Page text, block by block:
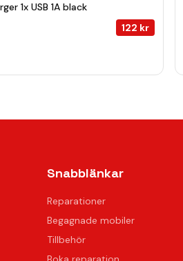
1x USB 1A black
122 kr
Snabblänkar
Reparationer
Begagnade mobiler
Tillbehör